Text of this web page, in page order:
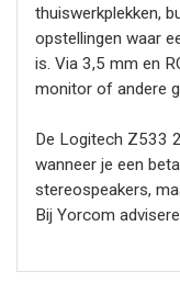
thuiswerkplekken,
opstellingen waar
is. Via 3,5 mm en
monitor of andere
De Logitech Z533
wanneer je een
stereospeakers,
Bij Yorcom
die krachtiger